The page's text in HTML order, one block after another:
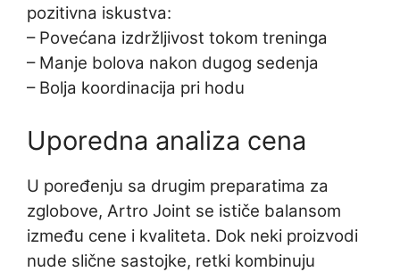
pozitivna iskustva:
– Povećana izdržljivost tokom treninga
– Manje bolova nakon dugog sedenja
– Bolja koordinacija pri hodu
Uporedna analiza cena
U poređenju sa drugim preparatima za
zglobove, Artro Joint se ističe balansom
između cene i kvaliteta. Dok neki proizvodi
nude slične sastojke, retki kombinuju